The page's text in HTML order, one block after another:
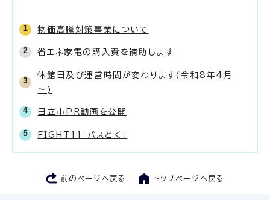
物価高騰対策事業について
省エネ家電の購入費を補助します
休館日及び運営時間が変わります(令和8年4月
～)
日立市PR動画を公開
FIGHT11「パスとく」
前のページへ戻る トップページへ戻る